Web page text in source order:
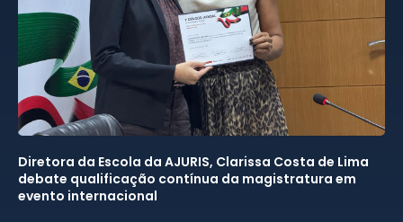
Diretora da Escola da AJURIS, Clarissa Costa de Lima
debate qualificação contínua da magistratura em
evento internacional